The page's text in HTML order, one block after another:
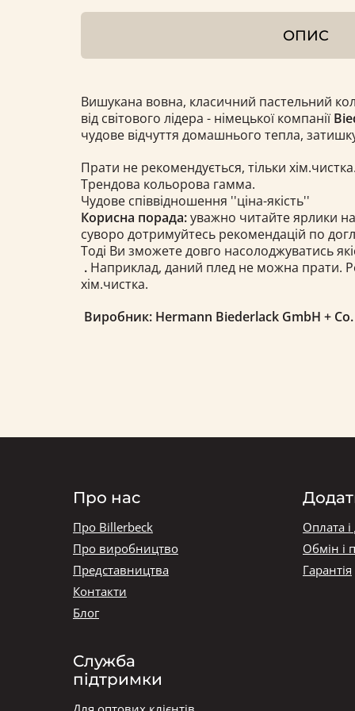
ОПИС
Вишукана вовна, класичний пастельний
від світового лідера - німецької компанії
чудове відчуття домашнього тепла,
Прати не рекомендується, тільки
Трендова кольорова гамма.
Чудове співвідношення ''ціна-якість''
Корисна порада:уважно читайте ярлики
суворо дотримуйтесь рекомендацій по
Тоді Ви зможете довго насолоджуватись
. Наприклад, даний плед не можна прати.
хім.чистка.
Виробник: Hermann Biederlack GmbH + Co.
Про нас
Про Billerbeck
Про виробництво
Представництва
Контакти
Блог
Служба
підтримки
Оплата і
Обмін і
Гарантія